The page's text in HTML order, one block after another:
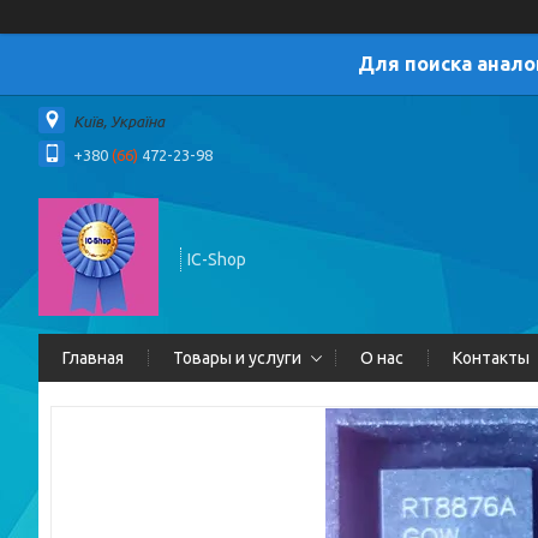
Для поиска
Київ, Україна
+380 (66) 472-23-98
IC-Shop
Главная Товары и услуги О нас Контакты